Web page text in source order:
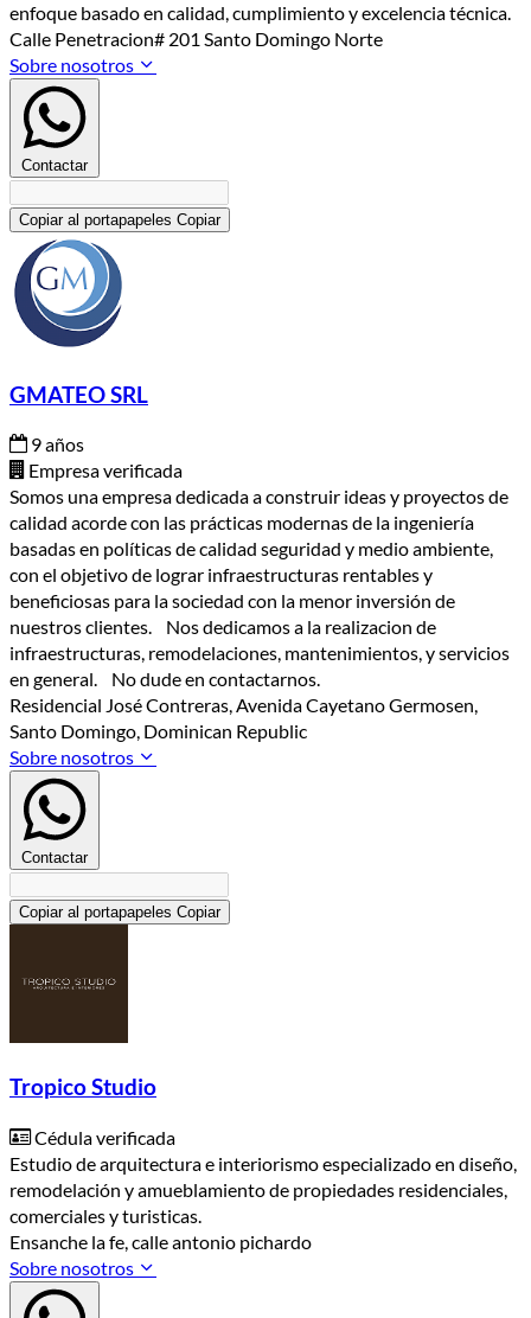
enfoque basado en calidad, cumplimiento y excelencia técnica.
Calle Penetracion# 201 Santo Domingo Norte
Sobre nosotros
Contactar
Copiar al portapapeles Copiar
GMATEO SRL
9 años
Empresa verificada
Somos una empresa dedicada a construir ideas y proyectos de
calidad acorde con las prácticas modernas de la ingeniería
basadas en políticas de calidad seguridad y medio ambiente,
con el objetivo de lograr infraestructuras rentables y
beneficiosas para la sociedad con la menor inversión de
nuestros clientes. Nos dedicamos a la realizacion de
infraestructuras, remodelaciones, mantenimientos, y servicios
en general. No dude en contactarnos.
Residencial José Contreras, Avenida Cayetano Germosen,
Santo Domingo, Dominican Republic
Sobre nosotros
Contactar
Copiar al portapapeles Copiar
Tropico Studio
Cédula verificada
Estudio de arquitectura e interiorismo especializado en diseño,
remodelación y amueblamiento de propiedades residenciales,
comerciales y turisticas.
Ensanche la fe, calle antonio pichardo
Sobre nosotros